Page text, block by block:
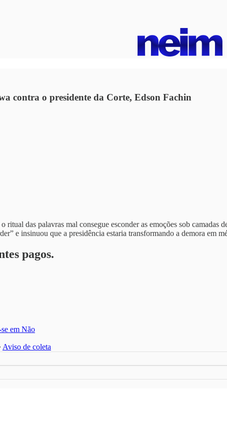
contra o presidente da Corte, Edson Fachin
das palavras mal consegue esconder as emoções sob
e insinuou que a presidência estaria transformando a demora em
pagos.
em Não
∙ Aviso de coleta